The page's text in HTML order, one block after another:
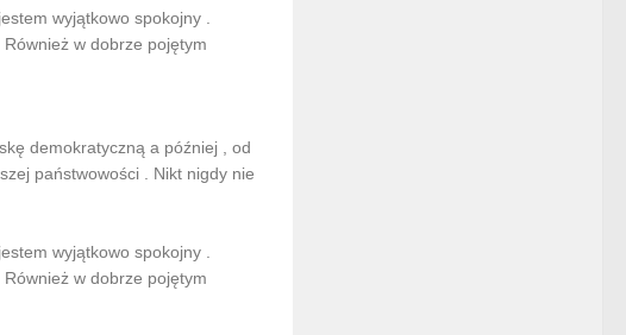
wyjątkowo spokojny .
w dobrze pojętym
demokratyczną a później , od
państwowości . Nikt nigdy nie
wyjątkowo spokojny .
w dobrze pojętym